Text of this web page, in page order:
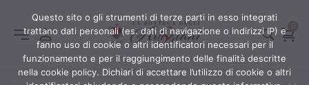
Questo sito o gli strumenti di terze parti in esso integrati
trattano dati personali (es. dati di navigazione o indirizzi IP) e
fanno uso di cookie o altri identificatori necessari per il
funzionamento e per il raggiungimento delle finalità descritte
nella cookie policy. Dichiari di accettare l’utilizzo di cookie o altri